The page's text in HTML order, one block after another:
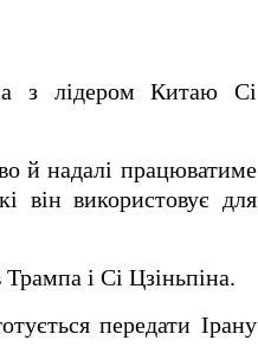
з лідером Китаю Сі
й надалі працюватиме
він використовує для
і Сі Цзіньпіна.
передати Ірану